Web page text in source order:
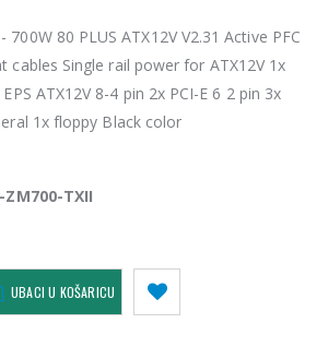
80 PLUS ATX12V V2.31 Active PFC
cables Single rail power for ATX12V 1x
ATX12V 8-4 pin 2x PCI-E 6 2 pin 3x
1x floppy Black color
ZM700-TXII
UBACI U KOŠARICU